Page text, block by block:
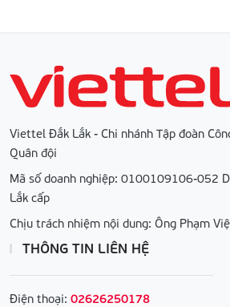
Viettel Đắk Lắk - Chi nhánh Tập đoàn
Quân đội
Mã số doanh nghiệp: 0100109106-052
Lắk cấp
Chịu trách nhiệm nội dung: Ông Phạm
THÔNG TIN LIÊN HỆ
Điện thoại: 02626250178